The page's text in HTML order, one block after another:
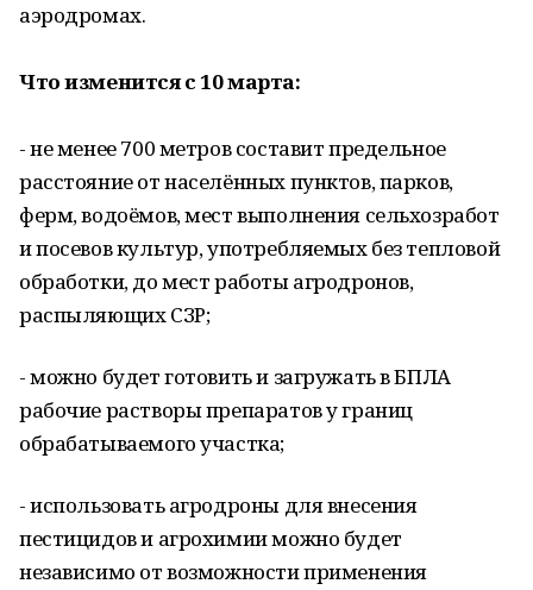
аэродромах.
Что изменится с 10 марта:
- не менее 700 метров составит предельное
расстояние от населённых пунктов, парков,
ферм, водоёмов, мест выполнения сельхозработ
и посевов культур, употребляемых без тепловой
обработки, до мест работы агродронов,
распыляющих СЗР;
- можно будет готовить и загружать в БПЛА
рабочие растворы препаратов у границ
обрабатываемого участка;
- использовать агродроны для внесения
пестицидов и агрохимии можно будет
независимо от возможности применения